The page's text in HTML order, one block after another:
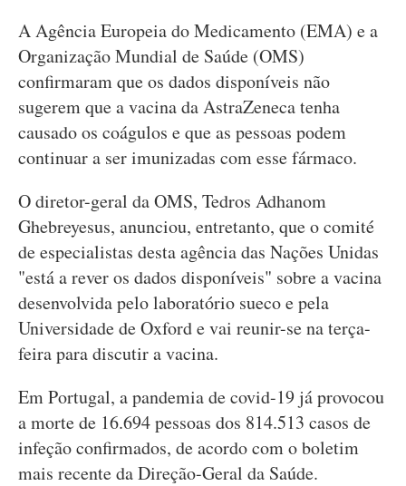
A Agência Europeia do Medicamento (EMA) e a
Organização Mundial de Saúde (OMS)
confirmaram que os dados disponíveis não
sugerem que a vacina da AstraZeneca tenha
causado os coágulos e que as pessoas podem
continuar a ser imunizadas com esse fármaco.
O diretor-geral da OMS, Tedros Adhanom
Ghebreyesus, anunciou, entretanto, que o comité
de especialistas desta agência das Nações Unidas
"está a rever os dados disponíveis" sobre a vacina
desenvolvida pelo laboratório sueco e pela
Universidade de Oxford e vai reunir-se na terça-
feira para discutir a vacina.
Em Portugal, a pandemia de covid-19 já provocou
a morte de 16.694 pessoas dos 814.513 casos de
infeção confirmados, de acordo com o boletim
mais recente da Direção-Geral da Saúde.